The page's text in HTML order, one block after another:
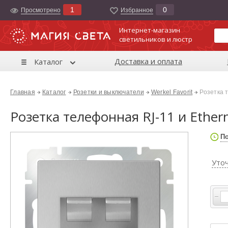
Просмотрено 1 Избранноe 0
Интернет-магазин
светильников и люстр
Каталог Доставка и оплата
Главная Каталог Розетки и выключатели Werkel Favorit Розетка
Розетка телефонная RJ-11 и